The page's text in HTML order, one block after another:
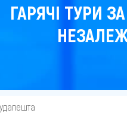
ГАРЯЧІ ТУРИ